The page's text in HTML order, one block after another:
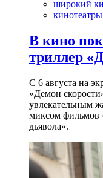
широкий
кинотеатры
В кино
триллер
С 6 августа на
«Демон
увлекательным
миксом фильмов
дьявола».